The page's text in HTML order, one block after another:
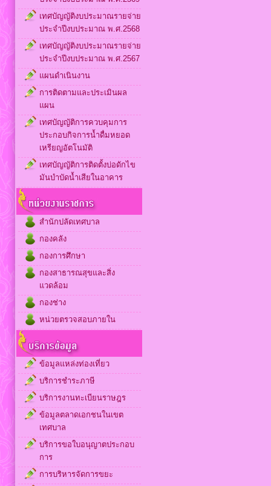
เทศบัญญัติงบประมาณรายจ่าย
ประจำปีงบประมาณ พ.ศ.2568
เทศบัญญัติงบประมาณรายจ่าย
ประจำปีงบประมาณ พ.ศ.2567
แผนดำเนินงาน
การติดตามและประเมินผล
แผน
เทศบัญญัติการควบคุมการ
ประกอบกิจการน้ำดื่มหยอด
เหรียญอัตโนมัติ
เทศบัญญัติการติดตั้งบ่อดักไข
มันบำบัดน้ำเสียในอาคาร
สำนักปลัดเทศบาล
กองคลัง
กองการศึกษา
กองสาธารณสุขและสิ่ง
แวดล้อม
กองช่าง
หน่วยตรวจสอบภายใน
ข้อมูลแหล่งท่องเที่ยว
บริการชำระภาษี
บริการงานทะเบียนราษฎร
ข้อมูลตลาดเอกชนในเขต
เทศบาล
บริการขอใบอนุญาตประกอบ
การ
การบริหารจัดการขยะ